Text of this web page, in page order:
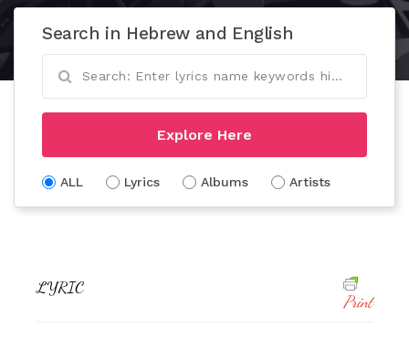
Search in Hebrew and English
Explore Here
ALL Lyrics Albums Artists
LYRIC
Print